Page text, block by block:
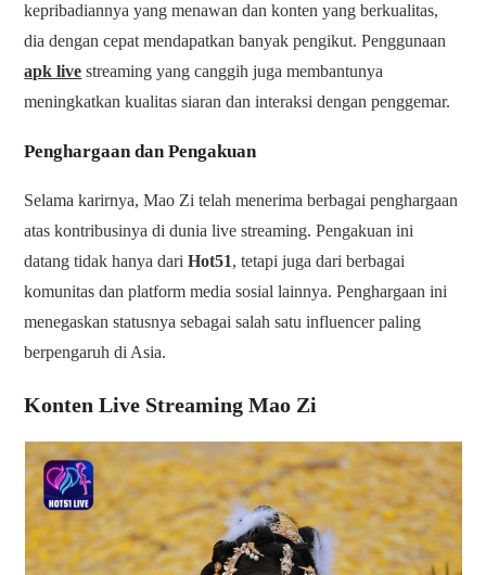
kepribadiannya yang menawan dan konten yang berkualitas,
dia dengan cepat mendapatkan banyak pengikut. Penggunaan
apk live streaming yang canggih juga membantunya
meningkatkan kualitas siaran dan interaksi dengan penggemar.
Penghargaan dan Pengakuan
Selama karirnya, Mao Zi telah menerima berbagai penghargaan
atas kontribusinya di dunia live streaming. Pengakuan ini
datang tidak hanya dariHot51, tetapi juga dari berbagai
komunitas dan platform media sosial lainnya. Penghargaan ini
menegaskan statusnya sebagai salah satu influencer paling
berpengaruh di Asia.
Konten Live Streaming Mao Zi